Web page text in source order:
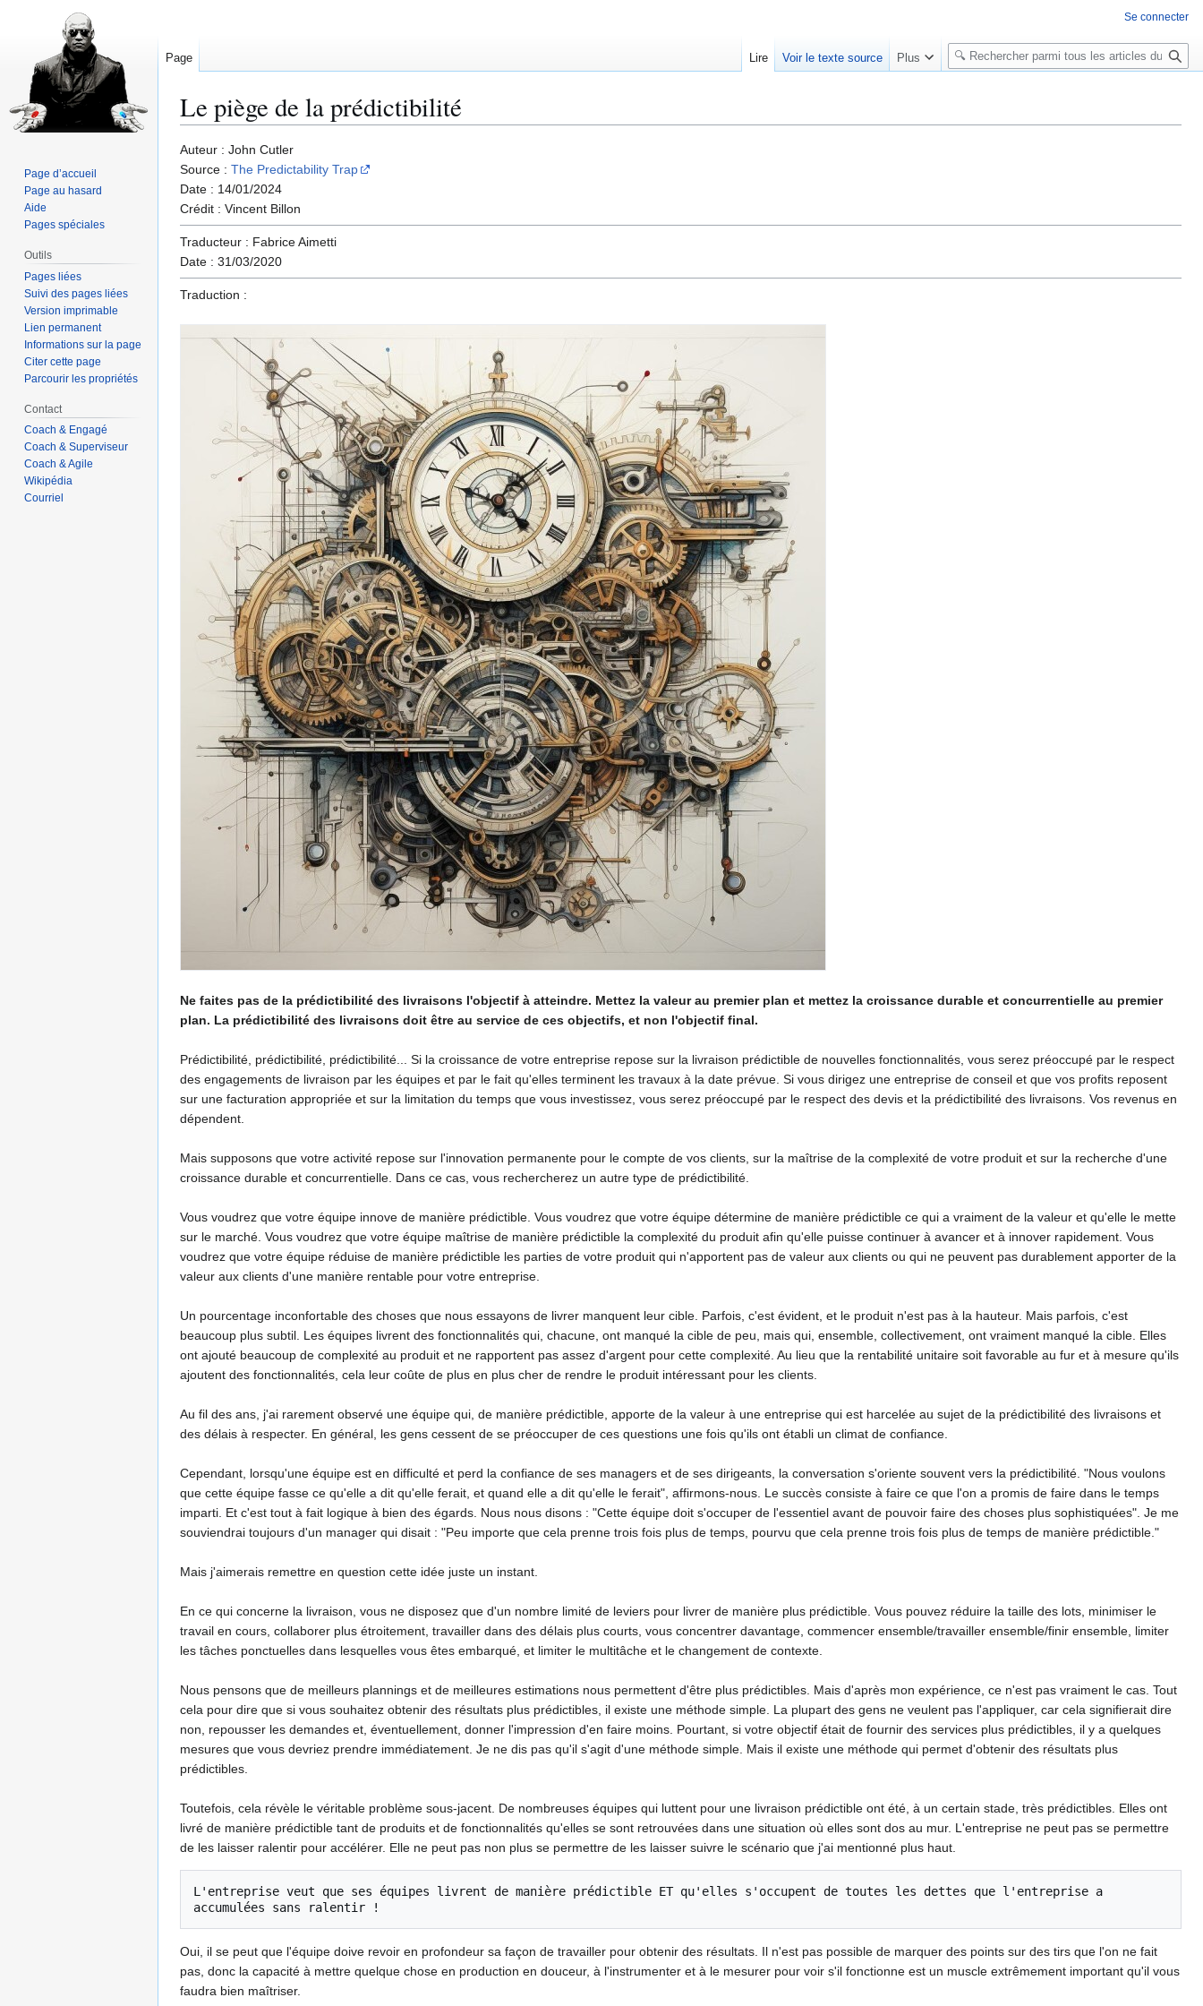
Le piège de la prédictibilité
Aller
à
la
navigation
Aller
à
la
recherche
Auteur : John Cutler
Source : The Predictability Trap
Date : 14/01/2024
Crédit : Vincent Billon
Traducteur : Fabrice Aimetti
Date : 31/03/2020
Traduction :
Ne faites pas de la prédictibilité des livraisons l'objectif à atteindre. Mettez la valeur au premier plan et mettez la croissance durable et concurrentielle au premier
plan. La prédictibilité des livraisons doit être au service de ces objectifs, et non l'objectif final.
Prédictibilité, prédictibilité, prédictibilité... Si la croissance de votre entreprise repose sur la livraison prédictible de nouvelles fonctionnalités, vous serez préoccupé par le respect
des engagements de livraison par les équipes et par le fait qu'elles terminent les travaux à la date prévue. Si vous dirigez une entreprise de conseil et que vos profits reposent
sur une facturation appropriée et sur la limitation du temps que vous investissez, vous serez préoccupé par le respect des devis et la prédictibilité des livraisons. Vos revenus en
dépendent.
Mais supposons que votre activité repose sur l'innovation permanente pour le compte de vos clients, sur la maîtrise de la complexité de votre produit et sur la recherche d'une
croissance durable et concurrentielle. Dans ce cas, vous rechercherez un autre type de prédictibilité.
Vous voudrez que votre équipe innove de manière prédictible. Vous voudrez que votre équipe détermine de manière prédictible ce qui a vraiment de la valeur et qu'elle le mette
sur le marché. Vous voudrez que votre équipe maîtrise de manière prédictible la complexité du produit afin qu'elle puisse continuer à avancer et à innover rapidement. Vous
voudrez que votre équipe réduise de manière prédictible les parties de votre produit qui n'apportent pas de valeur aux clients ou qui ne peuvent pas durablement apporter de la
valeur aux clients d'une manière rentable pour votre entreprise.
Un pourcentage inconfortable des choses que nous essayons de livrer manquent leur cible. Parfois, c'est évident, et le produit n'est pas à la hauteur. Mais parfois, c'est
beaucoup plus subtil. Les équipes livrent des fonctionnalités qui, chacune, ont manqué la cible de peu, mais qui, ensemble, collectivement, ont vraiment manqué la cible. Elles
ont ajouté beaucoup de complexité au produit et ne rapportent pas assez d'argent pour cette complexité. Au lieu que la rentabilité unitaire soit favorable au fur et à mesure qu'ils
ajoutent des fonctionnalités, cela leur coûte de plus en plus cher de rendre le produit intéressant pour les clients.
Au fil des ans, j'ai rarement observé une équipe qui, de manière prédictible, apporte de la valeur à une entreprise qui est harcelée au sujet de la prédictibilité des livraisons et
des délais à respecter. En général, les gens cessent de se préoccuper de ces questions une fois qu'ils ont établi un climat de confiance.
Cependant, lorsqu'une équipe est en difficulté et perd la confiance de ses managers et de ses dirigeants, la conversation s'oriente souvent vers la prédictibilité. "Nous voulons
que cette équipe fasse ce qu'elle a dit qu'elle ferait, et quand elle a dit qu'elle le ferait", affirmons-nous. Le succès consiste à faire ce que l'on a promis de faire dans le temps
imparti. Et c'est tout à fait logique à bien des égards. Nous nous disons : "Cette équipe doit s'occuper de l'essentiel avant de pouvoir faire des choses plus sophistiquées". Je me
souviendrai toujours d'un manager qui disait : "Peu importe que cela prenne trois fois plus de temps, pourvu que cela prenne trois fois plus de temps de manière prédictible."
Mais j'aimerais remettre en question cette idée juste un instant.
En ce qui concerne la livraison, vous ne disposez que d'un nombre limité de leviers pour livrer de manière plus prédictible. Vous pouvez réduire la taille des lots, minimiser le
travail en cours, collaborer plus étroitement, travailler dans des délais plus courts, vous concentrer davantage, commencer ensemble/travailler ensemble/finir ensemble, limiter
les tâches ponctuelles dans lesquelles vous êtes embarqué, et limiter le multitâche et le changement de contexte.
Nous pensons que de meilleurs plannings et de meilleures estimations nous permettent d'être plus prédictibles. Mais d'après mon expérience, ce n'est pas vraiment le cas. Tout
cela pour dire que si vous souhaitez obtenir des résultats plus prédictibles, il existe une méthode simple. La plupart des gens ne veulent pas l'appliquer, car cela signifierait dire
non, repousser les demandes et, éventuellement, donner l'impression d'en faire moins. Pourtant, si votre objectif était de fournir des services plus prédictibles, il y a quelques
mesures que vous devriez prendre immédiatement. Je ne dis pas qu'il s'agit d'une méthode simple. Mais il existe une méthode qui permet d'obtenir des résultats plus
prédictibles.
Toutefois, cela révèle le véritable problème sous-jacent. De nombreuses équipes qui luttent pour une livraison prédictible ont été, à un certain stade, très prédictibles. Elles ont
livré de manière prédictible tant de produits et de fonctionnalités qu'elles se sont retrouvées dans une situation où elles sont dos au mur. L'entreprise ne peut pas se permettre
de les laisser ralentir pour accélérer. Elle ne peut pas non plus se permettre de les laisser suivre le scénario que j'ai mentionné plus haut.
L'entreprise veut que ses équipes livrent de manière prédictible ET qu'elles s'occupent de toutes les dettes que l'entreprise a
Oui, il se peut que l'équipe doive revoir en profondeur sa façon de travailler pour obtenir des résultats. Il n'est pas possible de marquer des points sur des tirs que l'on ne fait
pas, donc la capacité à mettre quelque chose en production en douceur, à l'instrumenter et à le mesurer pour voir s'il fonctionne est un muscle extrêmement important qu'il vous
faudra bien maîtriser.
Se connecter
Page Lire Voir le texte source Plus
R
e
e
Page d’accueil
Page au hasard
Aide
Pages spéciales
Outils
Pages liées
Suivi des pages liées
Version imprimable
Lien permanent
Informations sur la page
Citer cette page
Parcourir les propriétés
Contact
Coach & Engagé
Coach & Superviseur
Coach & Agile
Wikipédia
Courriel